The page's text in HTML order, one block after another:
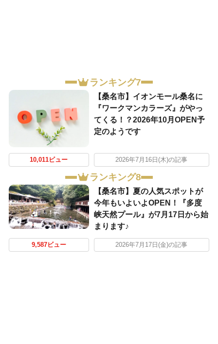
ランキング7
【桑名市】イオンモール桑名に
『ワークマンカラーズ』がやっ
てくる！？2026年10月OPEN予
定のようです
10,011ビュー 2026年7月16日(木)の記事
ランキング8
【桑名市】夏の人気スポットが
今年もいよいよOPEN！『多度
峡天然プール』が7月17日から始
まります♪
9,587ビュー 2026年7月17日(金)の記事